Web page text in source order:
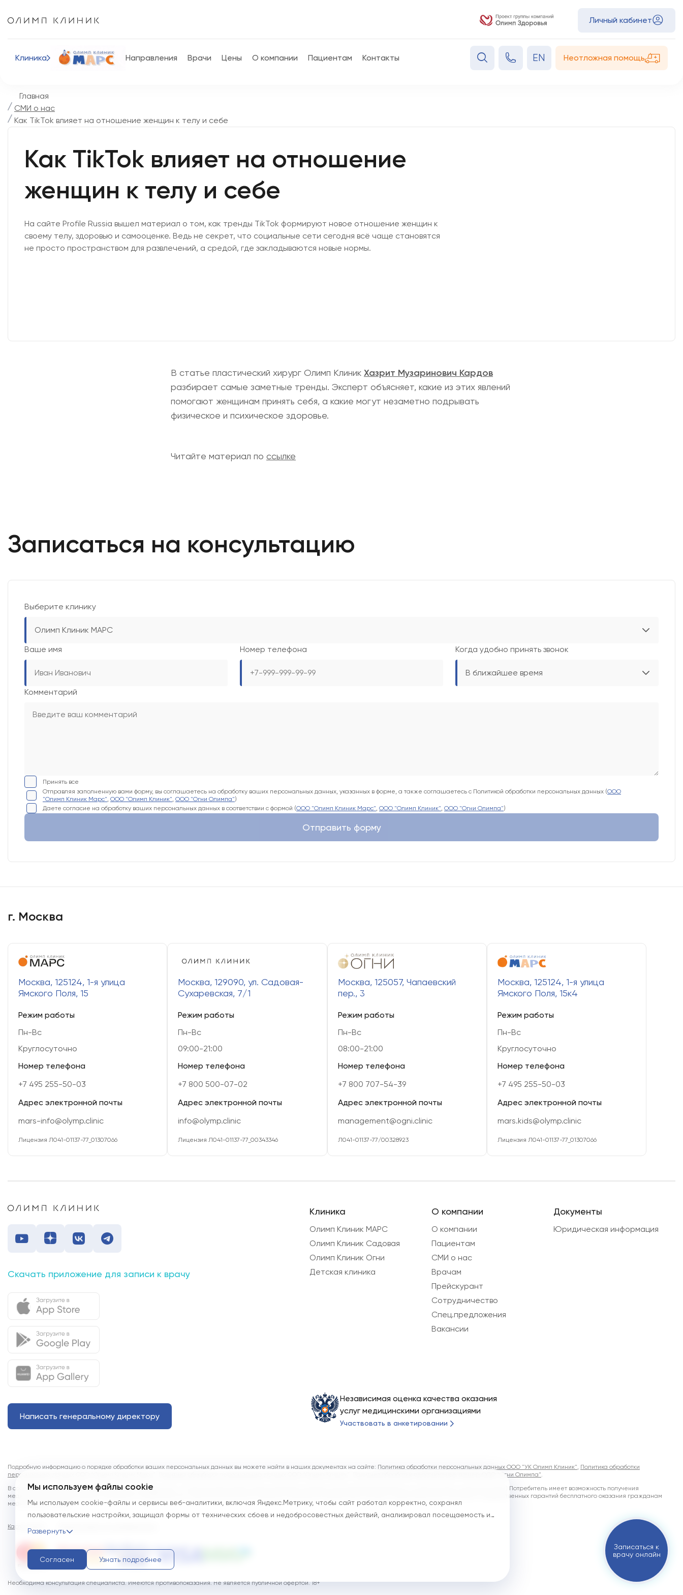
Личный кабинет
Клиника Направления Врачи Цены О компании Пациентам Контакты EN Неотложная помощь
Главная
СМИ о нас
Как TikTok влияет на отношение женщин к телу и себе
Как TikTok влияет на отношение
женщин к телу и себе
На сайте Profile Russia вышел материал о том, как тренды TikTok формируют новое отношение женщин к
своему телу, здоровью и самооценке. Ведь не секрет, что социальные сети сегодня всё чаще становятся
не просто пространством для развлечений, а средой, где закладываются новые нормы.
В статье пластический хирург Олимп Клиник Хазрит Музаринович Кардов
разбирает самые заметные тренды. Эксперт объясняет, какие из этих явлений
помогают женщинам принять себя, а какие могут незаметно подрывать
физическое и психическое здоровье.
Читайте материал по ссылке
Записаться на консультацию
Олимп Клиник МАРС
Выберите клинику
Ваше имя Номер телефона
В ближайшее время
Когда удобно принять звонок
Комментарий
Принять все
Отправляя заполненную вами форму, вы соглашаетесь на обработку ваших персональных данных, указанных в форме, а также соглашаетесь с Политикой обработки персональных данных (ООО
"Олимп Клиник Марс", ООО "Олимп Клиник", ООО "Огни Олимпа")
Даете согласие на обработку ваших персональных данных в соответствии с формой (ООО "Олимп Клиник Марс" ООО "Олимп Клиник" ООО "Огни Олимпа")
Отправить форму
Записаться к
врачу онлайн
г. Москва
Москва, 125124, 1-я улица
Ямского Поля, 15
Режим работы
Пн-Вс
Круглосуточно
Номер телефона
+7 495 255-50-03
Адрес электронной почты
mars-info@olymp.clinic
Лицензия Л041-01137-77_01307066
Москва, 129090, ул. Садовая-
Сухаревская, 7/1
Режим работы
Пн-Вс
09:00-21:00
Номер телефона
+7 800 500-07-02
Адрес электронной почты
info@olymp.clinic
Лицензия Л041-01137-77_00343346
Москва, 125057, Чапаевский
пер., 3
Режим работы
Пн-Вс
08:00-21:00
Номер телефона
+7 800 707-54-39
Адрес электронной почты
management@ogni.clinic
Л041-01137-77/00328923
Москва, 125124, 1-я улица
Ямского Поля, 15к4
Режим работы
Пн-Вс
Круглосуточно
Номер телефона
+7 495 255-50-03
Адрес электронной почты
mars.kids@olymp.clinic
Лицензия Л041-01137-77_01307066
Скачать приложение для записи к врачу
Написать генеральному директору
Клиника
Олимп Клиник МАРС
Олимп Клиник Садовая
Олимп Клиник Огни
Детская клиника
О компании
О компании
Пациентам
СМИ о нас
Врачам
Прейскурант
Сотрудничество
Спец.предложения
Вакансии
Документы
Юридическая информация
Независимая оценка качества оказания
услуг медицинскими организациями
Участвовать в анкетировании
Подробную информацию о порядке обработки ваших персональных данных вы можете найти в наших документах на сайте: Политика обработки персональных данных ООО "УК Олимп Клиник", Политика обработки
персональных данных ООО "Олимп Клиник Марс"
Политика обработки персональных данных ООО "Огни Олимпа".
В соответствии с Федеральным законом от 21 ноября 2011 г. № 323-ФЗ «Об основах охраны здоровья граждан в Российской Федерации» (с изменениями и дополнениями) Потребитель имеет возможность получения
медицинской помощи в рамках программы государственных гарантий бесплатного оказания гражданам медицинской помощи и территориальных программ государственных гарантий бесплатного оказания гражданам
медицинской помощи.
Карта сайта
Необходима консультация специалиста. Имеются противопоказания. Не является публичной офертой. 18+
Мы используем файлы cookie
Мы используем cookie-файлы и сервисы веб-аналитики, включая Яндекс.Метрику, чтобы сайт работал корректно, сохранял
пользовательские настройки, защищал формы от технических сбоев и недобросовестных действий, анализировал посещаемость и
улуч...
Развернуть
Согласен Узнать подробнее